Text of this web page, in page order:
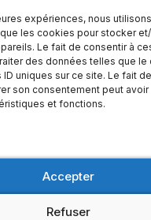
expériences, nous
les cookies pour stocker
Le fait de consentir à
des données telles que
uniques sur ce site. Le fait
son consentement peut
et fonctions.
Accepter
Refuser
21
de Bel Orme, 22970
à Roulettes |